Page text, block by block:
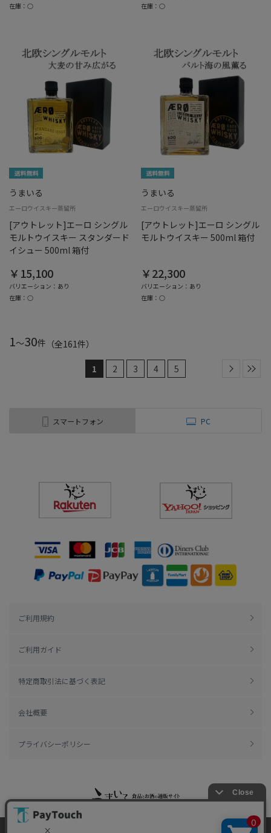
在庫：○
在庫：○
うまいる
エーロウイスキー蒸留所
[アウトレット]エーロ シングル
モルトウイスキー スタンダード
イシュー 500ml 箱付
￥15,100
バリエーション：あり
在庫：○
うまいる
エーロウイスキー蒸留所
[アウトレット]エーロ シングル
モルトウイスキー 500ml 箱付
￥22,300
バリエーション：あり
在庫：○
1～30件 （全161件）
1 2 3 4 5
スマートフォン PC
ご利用規約
ご利用ガイド
特定商取引法に基づく表記
会社概要
プライバシーポリシー